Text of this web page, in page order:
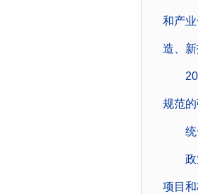
和产
造、
2010
规范
统一
政策
项目